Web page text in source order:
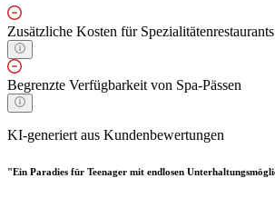
Zusätzliche Kosten für Spezialitätenrestaurants
Begrenzte Verfügbarkeit von Spa-Pässen
KI-generiert aus Kundenbewertungen
"Ein Paradies für Teenager mit endlosen